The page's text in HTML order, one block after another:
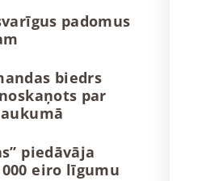
padomus
biedrs
par
piedāvāja
eiro līgumu